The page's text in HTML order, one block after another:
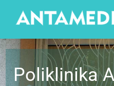
Poliklinika